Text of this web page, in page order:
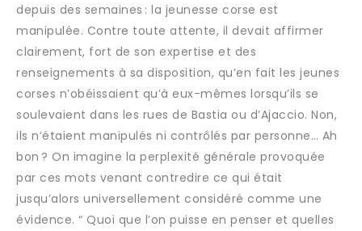
depuis des semaines : la jeunesse corse est
manipulée. Contre toute attente, il devait affirmer
clairement, fort de son expertise et des
renseignements à sa disposition, qu’en fait les jeunes
corses n’obéissaient qu’à eux-mêmes lorsqu’ils se
soulevaient dans les rues de Bastia ou d’Ajaccio. Non,
ils n’étaient manipulés ni contrôlés par personne… Ah
bon ? On imagine la perplexité générale provoquée
par ces mots venant contredire ce qui était
jusqu’alors universellement considéré comme une
évidence. “ Quoi que l’on puisse en penser et quelles